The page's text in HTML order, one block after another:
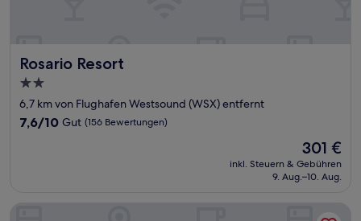
Rosario Resort
Rosario Resort
2.0-
Sterne-
Unterkunft
6,7 km von Flughafen Westsound (WSX) entfernt
7.6
7,6/10 Gut (156 Bewertungen)
Der
Preis
beträgt
301 €
inkl. Steuern & Gebühren
9. Aug.–10. Aug.
Kangaroo House B&B on Orcas Island